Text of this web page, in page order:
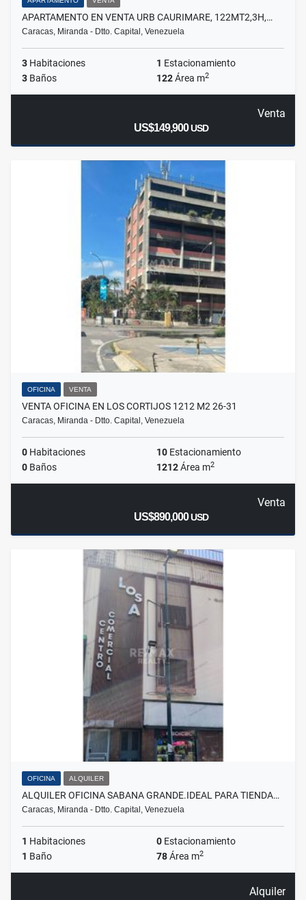
APARTAMENTO EN VENTA URB CAURIMARE, 122MT2,3H,…
Caracas, Miranda - Dtto. Capital, Venezuela
3 Habitaciones 1 Estacionamiento
3 Baños 122Área m2
Venta
US$149,900USD
OFICINA VENTA
VENTA OFICINA EN LOS CORTIJOS 1212 M2 26-31
Caracas, Miranda - Dtto. Capital, Venezuela
0 Habitaciones 10 Estacionamiento
0 Baños 1212Área m2
Venta
US$890,000USD
OFICINA ALQUILER
ALQUILER OFICINA SABANA GRANDE.IDEAL PARA TIENDA…
Caracas, Miranda - Dtto. Capital, Venezuela
1 Habitaciones 0 Estacionamiento
1 Baño 78Área m2
Alquiler